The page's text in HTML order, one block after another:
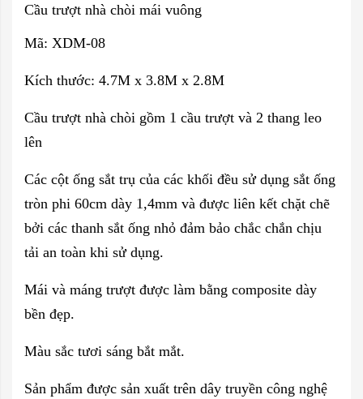
Cầu trượt nhà chòi mái vuông
Mã: XDM-08
Kích thước: 4.7M x 3.8M x 2.8M
Cầu trượt nhà chòi gồm 1 cầu trượt và 2 thang leo
lên
Các cột ống sắt trụ của các khối đều sử dụng sắt ống
tròn phi 60cm dày 1,4mm và được liên kết chặt chẽ
bởi các thanh sắt ống nhỏ đảm bảo chắc chắn chịu
tải an toàn khi sử dụng.
Mái và máng trượt được làm bằng composite dày
bền đẹp.
Màu sắc tươi sáng bắt mắt.
Sản phẩm được sản xuất trên dây truyền công nghệ